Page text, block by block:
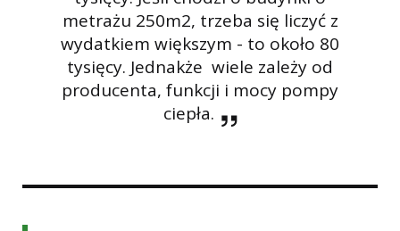
metrażu 250m2, trzeba się liczyć z
wydatkiem większym - to około 80
tysięcy. Jednakże wiele zależy od
producenta, funkcji i mocy pompy
ciepła.